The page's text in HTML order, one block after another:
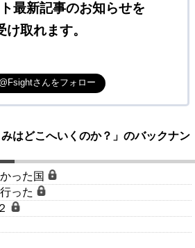
最新記事のお知らせを
け取れます。
@Fsightさんをフォロー
みはどこへいくのか？」のバックナン
った国
った